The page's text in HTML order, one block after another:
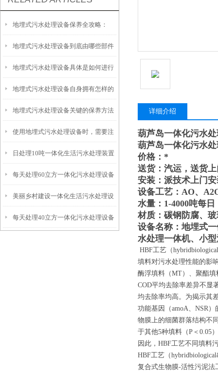
地埋式污水处理设备保养全攻略：
让“地下卫士”持续高效运转
地埋式污水处理设备到底由哪些部件
撑起？核心结构一文拆解
地埋式污水处理设备具体是如何进行
安装的呢？
地埋式污水处理设备自身拥有怎样的
特点呢？
地埋式污水处理设备关键的保养方法
使用地埋式污水处理设备时，需要注
意以下事项
日处理10吨一体化生活污水处理装置
每天处理60立方一体化污水处理设备
美丽乡村建设一体化生活污水处理设
备
每天处理40立方一体化污水处理设备
详细介绍
葫芦岛一体化污水
葫芦岛一体化污水
价格：*
送货：汽运，送货
安装：派技术上门
设备工艺：AO、
水量：1-4000吨每日
材质：碳钢防腐、
设备名称：地埋式
水处理一体机、小
HBF工艺（
填料对污水处理性能的影
酶浮填料（MT）、聚酯
COD平均去除率差异不显
均去除率均高。为揭示其
功能基因（amoA、NSR
物膜上的细菌群落结构不
于其他5种填料（P＜0.05
因此，HBF工艺不同填料
HBF工艺（
复合式生物膜-活性污泥法